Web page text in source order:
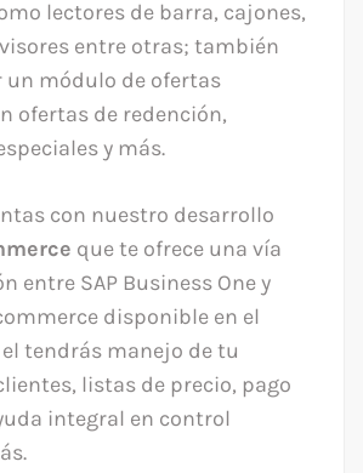
lectores de barra, cajones,
entre otras; también
un módulo de ofertas
ofertas de redención,
y más.
con nuestro desarrollo
que te ofrece una vía
entre SAP Business One y
disponible en el
tendrás manejo de tu
listas de precio, pago
integral en control